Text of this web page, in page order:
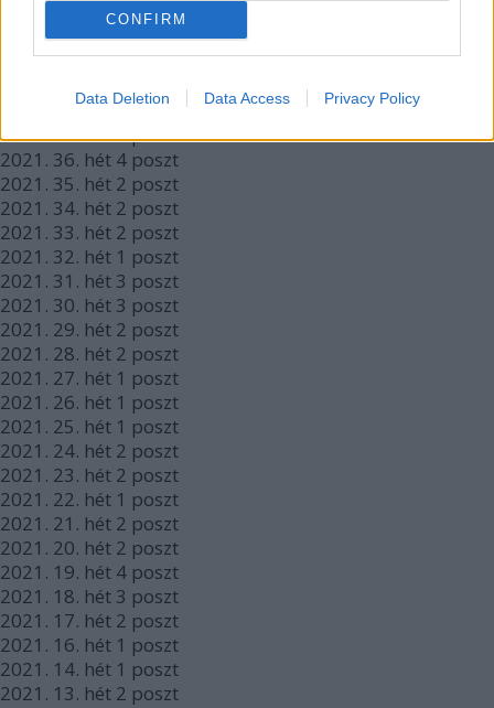
CONFIRM
Data Deletion Data Access Privacy Policy
42. hét 4 poszt
2021.41. hét4poszt
2021.40. hét2poszt
39. hét 3 poszt
38. hét 2 poszt
2021.37. hét3poszt
2021. 36. hét 4 poszt
2021. 35. hét 2 poszt
2021. 34. hét 2 poszt
2021. 33. hét 2 poszt
2021. 32. hét 1 poszt
2021. 31. hét 3 poszt
2021. 30. hét 3 poszt
2021. 29. hét 2 poszt
2021. 28. hét 2 poszt
2021. 27. hét 1 poszt
2021. 26. hét 1 poszt
2021. 25. hét 1 poszt
2021. 24. hét 2 poszt
2021. 23. hét 2 poszt
2021. 22. hét 1 poszt
2021. 21. hét 2 poszt
2021. 20. hét 2 poszt
2021. 19. hét 4 poszt
2021. 18. hét 3 poszt
2021. 17. hét 2 poszt
2021. 16. hét 1 poszt
2021. 14. hét 1 poszt
2021. 13. hét 2 poszt